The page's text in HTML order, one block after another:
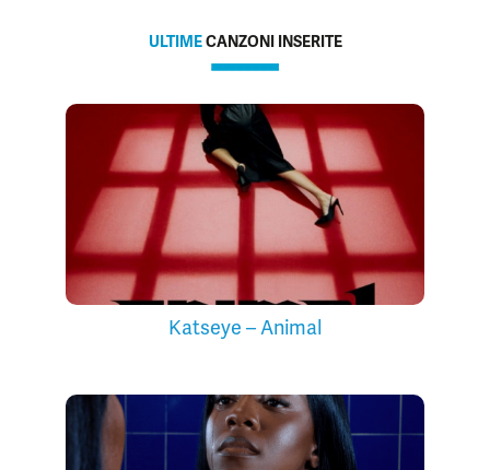
ULTIMECANZONI INSERITE
Katseye – Animal